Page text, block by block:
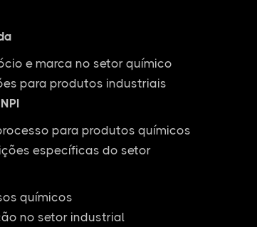
e marca no setor químico
para produtos industriais
para produtos químicos
específicas do setor
químicos
no setor industrial